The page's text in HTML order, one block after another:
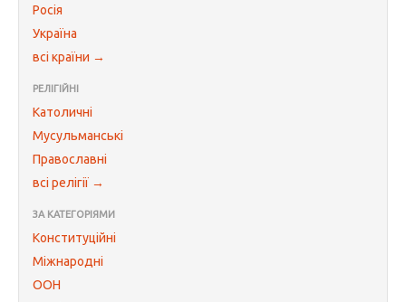
Росія
Україна
всі країни →
РЕЛІГІЙНІ
Католичні
Мусульманські
Православні
всі релігії →
ЗА КАТЕГОРІЯМИ
Конституційні
Міжнародні
ООН